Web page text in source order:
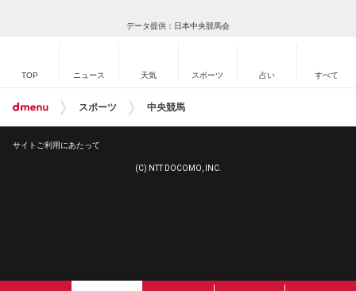
データ提供：日本中央競馬会
TOP ニュース 天気 スポーツ 占い すべて
スポーツ 中央競馬
サイトご利用にあたって
(C) NTT DOCOMO, INC.